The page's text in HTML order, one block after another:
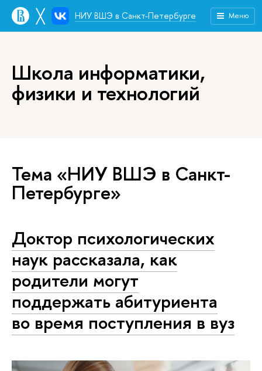
╳ НИУ ВШЭ в Санкт-Петербурге Меню
Школа информатики,
физики и технологий
Тема «НИУ ВШЭ в Санкт-
Петербурге»
Доктор психологических
наук рассказала, как
родители могут
поддержать абитуриента
во время поступления в вуз